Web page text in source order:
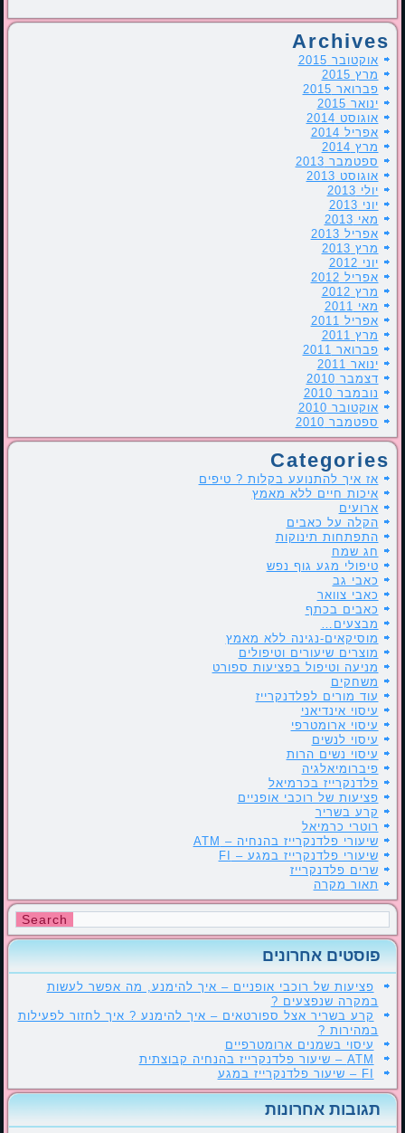
Archives
אוקטובר 2015
מרץ 2015
פברואר 2015
ינואר 2015
אוגוסט 2014
אפריל 2014
מרץ 2014
ספטמבר 2013
אוגוסט 2013
יולי 2013
יוני 2013
מאי 2013
אפריל 2013
מרץ 2013
יוני 2012
אפריל 2012
מרץ 2012
מאי 2011
אפריל 2011
מרץ 2011
פברואר 2011
ינואר 2011
דצמבר 2010
נובמבר 2010
אוקטובר 2010
ספטמבר 2010
Categories
אז איך להתנועע בקלות ? טיפים
איכות חיים ללא מאמץ
ארועים
הקלה על כאבים
התפתחות תינוקות
חג שמח
טיפולי מגע גוף נפש
כאבי גב
כאבי צוואר
כאבים בכתף
מבצעים…
מוסיקאים-נגינה ללא מאמץ
מוצרים שיעורים וטיפולים
מניעה וטיפול בפציעות ספורט
משחקים
עוד מורים לפלדנקרייז
עיסוי אינדיאני
עיסוי ארומטרפי
עיסוי לנשים
עיסוי נשים הרות
פיברומיאלגיה
פלדנקרייז בכרמיאל
פציעות של רוכבי אופניים
קרע בשריר
רוטרי כרמיאל
שיעורי פלדנקרייז בהנחיה – ATM
שיעורי פלדנקרייז במגע – FI
שרים פלדנקרייז
תאור מקרה
פוסטים אחרונים
פציעות של רוכבי אופניים – איך להימנע, מה אפשר לעשות
במקרה שנפצעים ?
קרע בשריר אצל ספורטאים – איך להימנע ? איך לחזור לפעילות
במהירות ?
עיסוי בשמנים ארומטרפיים
ATM – שיעור פלדנקרייז בהנחיה קבוצתית
FI – שיעור פלדנקרייז במגע
תגובות אחרונות